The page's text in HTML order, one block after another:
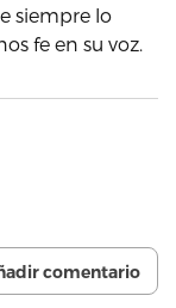
siempre lo
fe en su voz.
comentario